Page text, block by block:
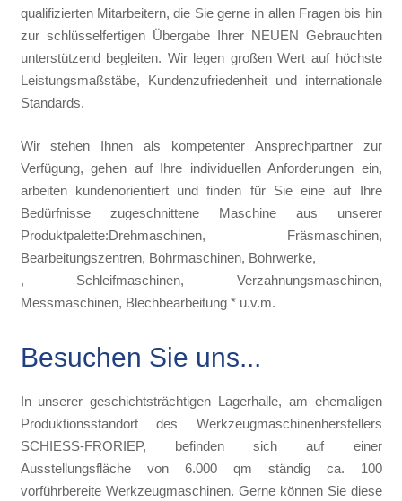
qualifizierten Mitarbeitern, die Sie gerne in allen Fragen bis hin
zur schlüsselfertigen Übergabe Ihrer NEUEN Gebrauchten
unterstützend begleiten. Wir legen großen Wert auf höchste
Leistungsmaßstäbe, Kundenzufriedenheit und internationale
Standards.
Wir stehen Ihnen als kompetenter Ansprechpartner zur
Verfügung, gehen auf Ihre individuellen Anforderungen ein,
arbeiten kundenorientiert und finden für Sie eine auf Ihre
Bedürfnisse zugeschnittene Maschine aus unserer
Produktpalette:Drehmaschinen, Fräsmaschinen,
Bearbeitungszentren, Bohrmaschinen, Bohrwerke,
, Schleifmaschinen, Verzahnungsmaschinen,
Messmaschinen, Blechbearbeitung * u.v.m.
Besuchen Sie uns...
In unserer geschichtsträchtigen Lagerhalle, am ehemaligen
Produktionsstandort des Werkzeugmaschinenherstellers
SCHIESS-FRORIEP, befinden sich auf einer
Ausstellungsfläche von 6.000 qm ständig ca. 100
vorführbereite Werkzeugmaschinen. Gerne können Sie diese